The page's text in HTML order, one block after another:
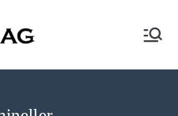
XEBAN-Verlag